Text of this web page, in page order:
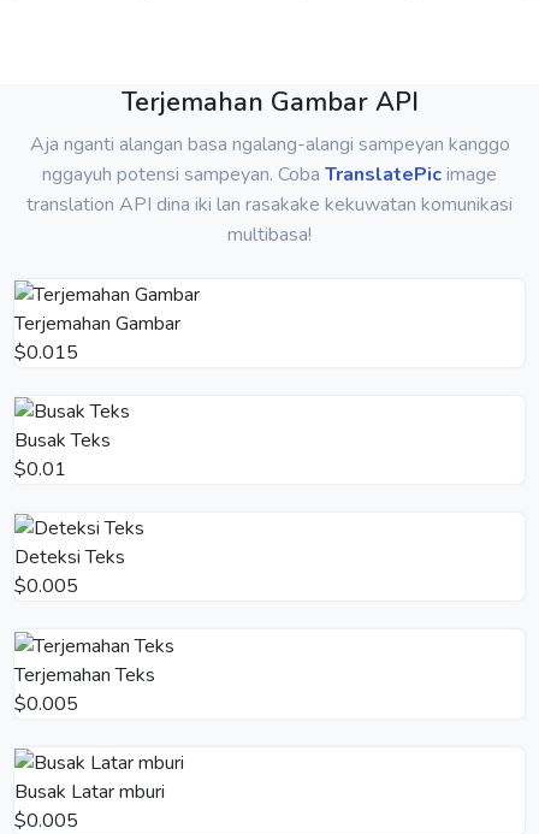
Terjemahan Gambar API
Aja nganti alangan basa ngalang-alangi sampeyan kanggo
nggayuh potensi sampeyan. Coba TranslatePicimage
translation API dina iki lan rasakake kekuwatan komunikasi
multibasa!
Terjemahan Gambar
$0.015
Busak Teks
$0.01
Deteksi Teks
$0.005
Terjemahan Teks
$0.005
Busak Latar mburi
$0.005